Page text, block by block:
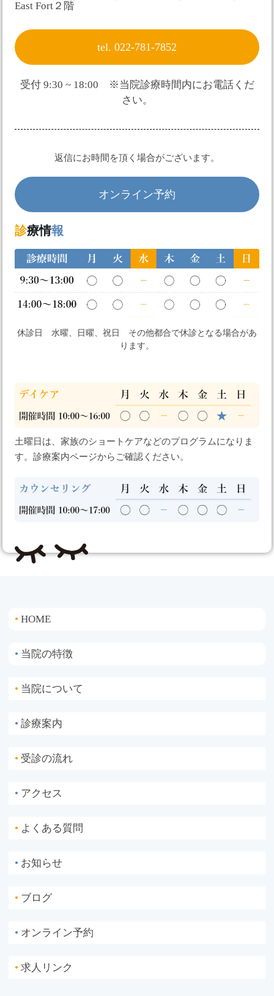
East Fort２階
tel. 022-781-7852
受付 9:30 ~ 18:00 ※当院診療時間内にお電話くだ
さい。
返信にお時間を頂く場合がございます。
オンライン予約
診療情報
休診日 水曜、日曜、祝日 その他都合で休診となる場合があ
ります。
土曜日は、家族のショートケアなどのプログラムになりま
す。診療案内ページからご確認ください。
● HOME
● 当院の特徴
● 当院について
● 診療案内
● 受診の流れ
● アクセス
● よくある質問
● お知らせ
● ブログ
● オンライン予約
● 求人リンク